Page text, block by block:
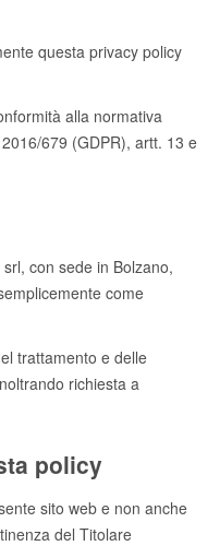
questa privacy policy
alla normativa
679 (GDPR), artt. 13 e
con sede in Bolzano,
come
trattamento e delle
richiesta a
policy
sito web e non anche
del Titolare